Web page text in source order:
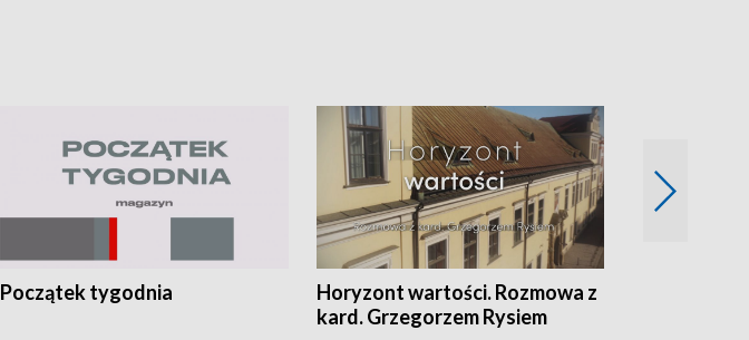
Początek tygodnia
Horyzont wartości. Rozmowa z
kard. Grzegorzem Rysiem